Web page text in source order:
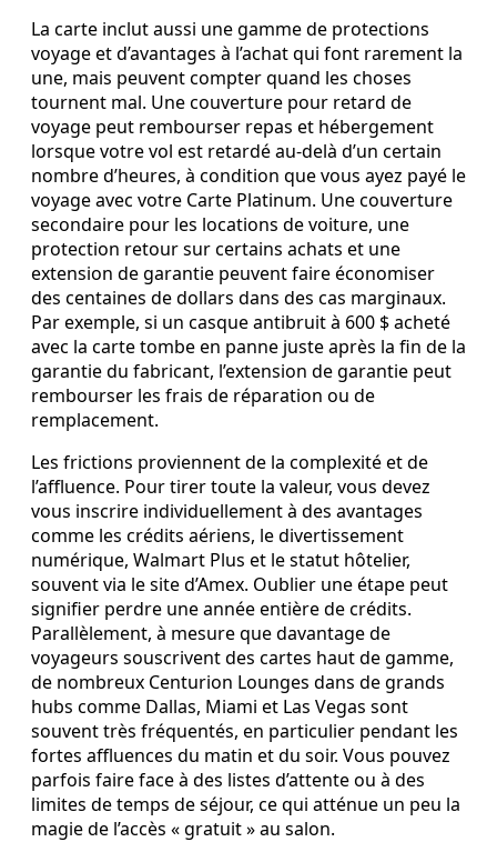
La carte inclut aussi une gamme de protections
voyage et d’avantages à l’achat qui font rarement la
une, mais peuvent compter quand les choses
tournent mal. Une couverture pour retard de
voyage peut rembourser repas et hébergement
lorsque votre vol est retardé au‑delà d’un certain
nombre d’heures, à condition que vous ayez payé le
voyage avec votre Carte Platinum. Une couverture
secondaire pour les locations de voiture, une
protection retour sur certains achats et une
extension de garantie peuvent faire économiser
des centaines de dollars dans des cas marginaux.
Par exemple, si un casque antibruit à 600 $ acheté
avec la carte tombe en panne juste après la fin de la
garantie du fabricant, l’extension de garantie peut
rembourser les frais de réparation ou de
remplacement.
Les frictions proviennent de la complexité et de
l’affluence. Pour tirer toute la valeur, vous devez
vous inscrire individuellement à des avantages
comme les crédits aériens, le divertissement
numérique, Walmart Plus et le statut hôtelier,
souvent via le site d’Amex. Oublier une étape peut
signifier perdre une année entière de crédits.
Parallèlement, à mesure que davantage de
voyageurs souscrivent des cartes haut de gamme,
de nombreux Centurion Lounges dans de grands
hubs comme Dallas, Miami et Las Vegas sont
souvent très fréquentés, en particulier pendant les
fortes affluences du matin et du soir. Vous pouvez
parfois faire face à des listes d’attente ou à des
limites de temps de séjour, ce qui atténue un peu la
magie de l’accès « gratuit » au salon.